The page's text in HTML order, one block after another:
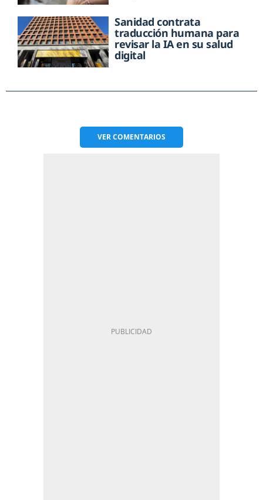
Sanidad contrata
traducción humana para
revisar la IA en su salud
digital
VERCOMENTARIOS